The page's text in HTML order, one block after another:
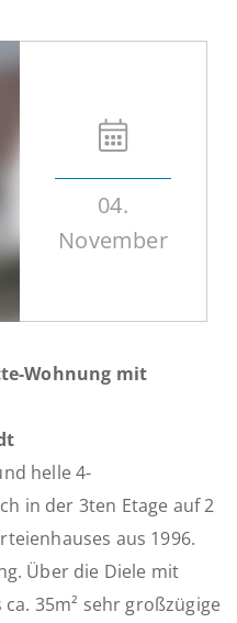
04.
November
Wohnung mit
helle 4-
in der 3ten Etage auf 2
aus 1996.
Über die Diele mit
35m² sehr großzügige